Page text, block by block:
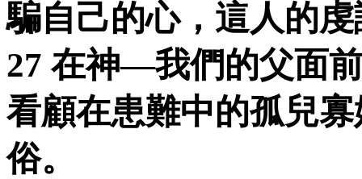
騙自己的心，這人的
27 在神—我們的父面
看顧在患難中的孤兒
俗。